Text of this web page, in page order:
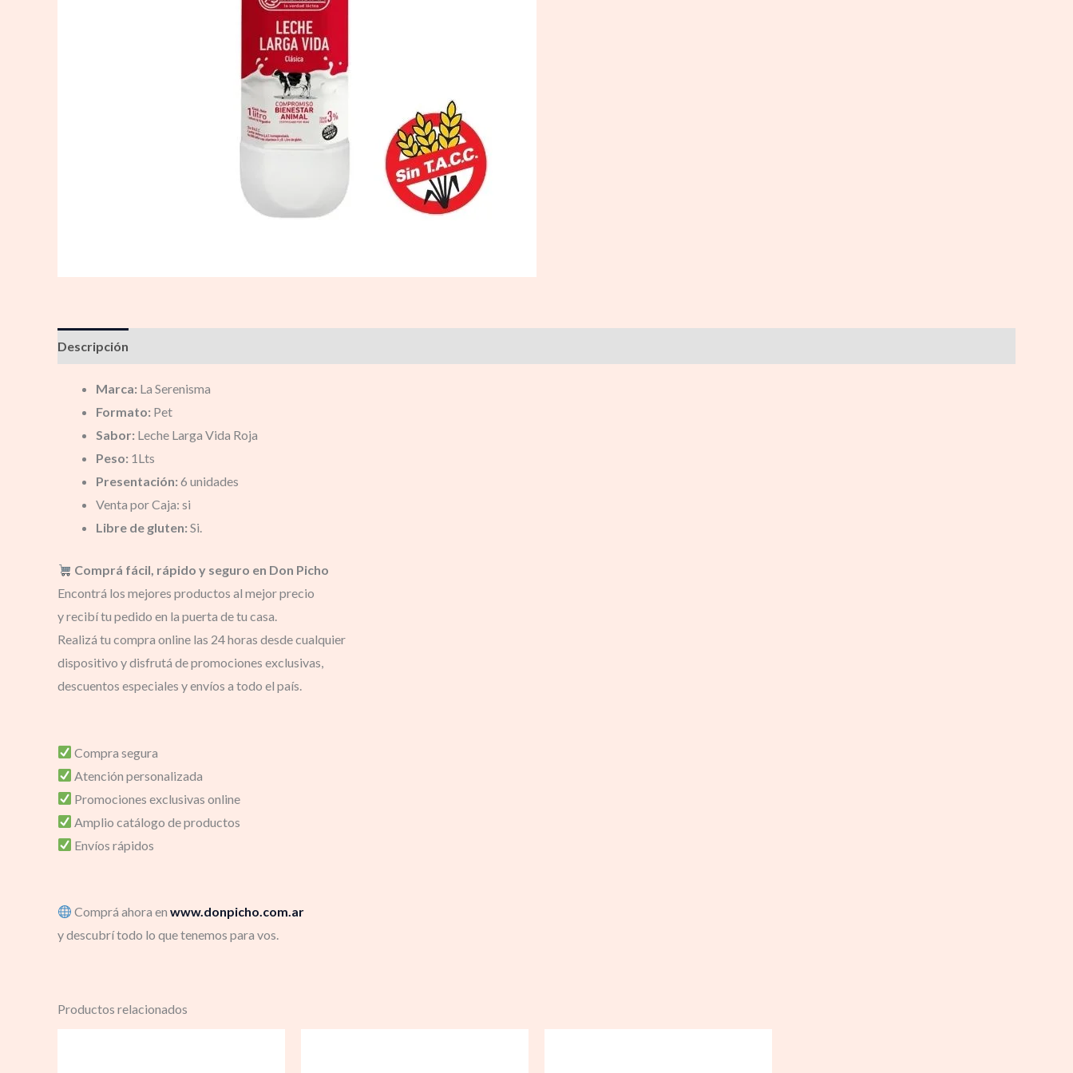
Descripción
Marca: La Serenisma
Formato: Pet
Sabor: Leche Larga Vida Roja
Peso: 1Lts
Presentación: 6 unidades
Venta por Caja: si
Libre de gluten: Si.
Comprá fácil, rápido y seguro en Don Picho
Encontrá los mejores productos al mejor precio
y recibí tu pedido en la puerta de tu casa.
Realizá tu compra online las 24 horas desde cualquier
dispositivo y disfrutá de promociones exclusivas,
descuentos especiales y envíos a todo el país.
Compra segura
Atención personalizada
Promociones exclusivas online
Amplio catálogo de productos
Envíos rápidos
Comprá ahora enwww.donpicho.com.ar
y descubrí todo lo que tenemos para vos.
Productos relacionados